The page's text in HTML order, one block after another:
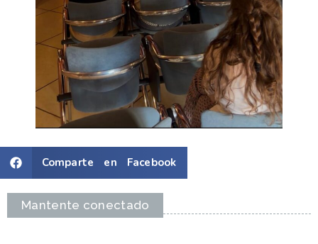
Comparte en Facebook
Mantente conectado